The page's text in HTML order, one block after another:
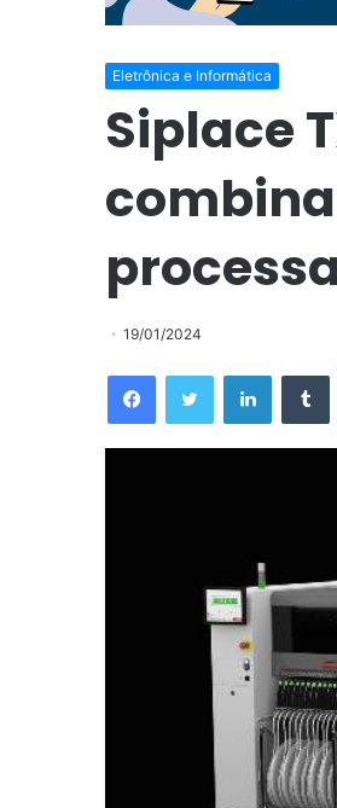
Eletrônica e Informática
Siplace
19/01/2024